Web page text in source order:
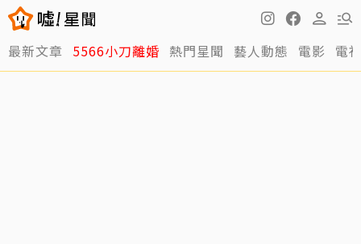
最新文章 5566小刀離婚 熱門星聞 藝人動態 電影 電